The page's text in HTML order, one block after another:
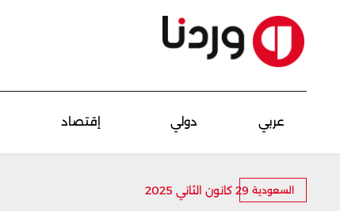
عربي دولي إقتصاد
السعودية 29 كانون الثاني 2025